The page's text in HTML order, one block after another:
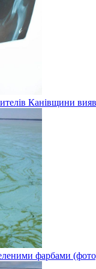
Канівщини
фарбами